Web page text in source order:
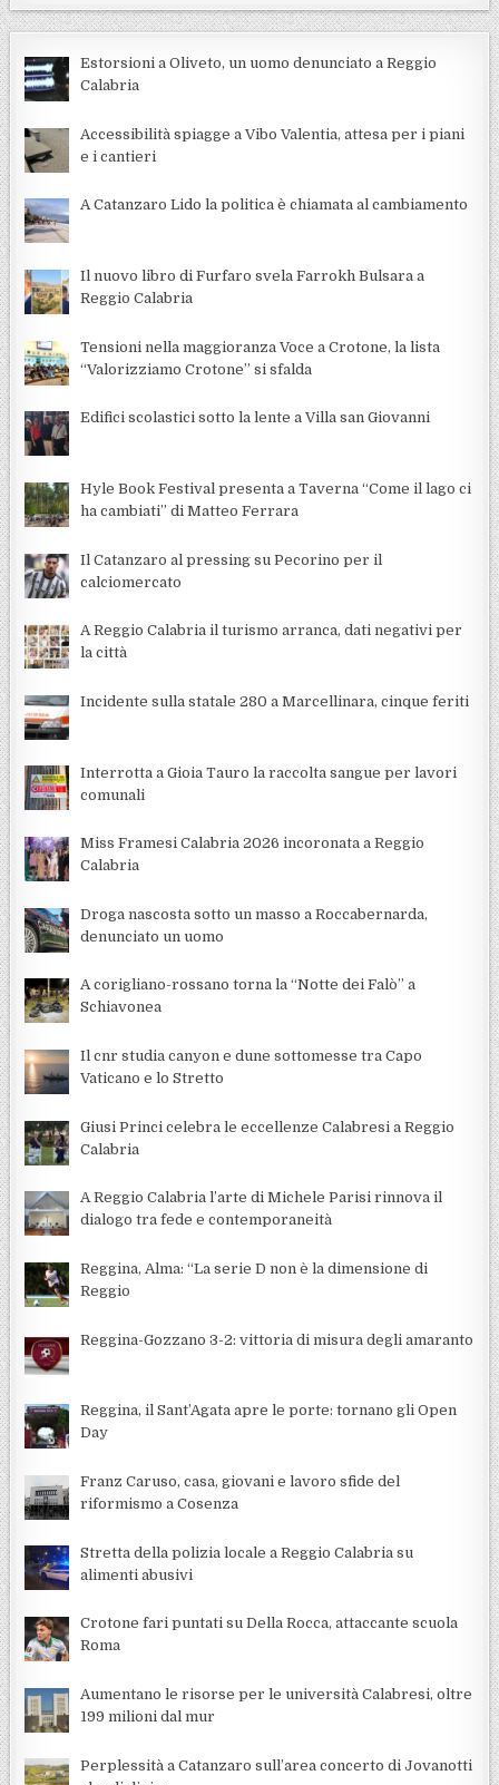
Estorsioni a Oliveto, un uomo denunciato a Reggio
Calabria
Accessibilità spiagge a Vibo Valentia, attesa per i piani
e i cantieri
A Catanzaro Lido la politica è chiamata al cambiamento
Il nuovo libro di Furfaro svela Farrokh Bulsara a
Reggio Calabria
Tensioni nella maggioranza Voce a Crotone, la lista
“Valorizziamo Crotone” si sfalda
Edifici scolastici sotto la lente a Villa san Giovanni
Hyle Book Festival presenta a Taverna “Come il lago ci
ha cambiati” di Matteo Ferrara
Il Catanzaro al pressing su Pecorino per il
calciomercato
A Reggio Calabria il turismo arranca, dati negativi per
la città
Incidente sulla statale 280 a Marcellinara, cinque feriti
Interrotta a Gioia Tauro la raccolta sangue per lavori
comunali
Miss Framesi Calabria 2026 incoronata a Reggio
Calabria
Droga nascosta sotto un masso a Roccabernarda,
denunciato un uomo
A corigliano-rossano torna la “Notte dei Falò” a
Schiavonea
Il cnr studia canyon e dune sottomesse tra Capo
Vaticano e lo Stretto
Giusi Princi celebra le eccellenze Calabresi a Reggio
Calabria
A Reggio Calabria l’arte di Michele Parisi rinnova il
dialogo tra fede e contemporaneità
Reggina, Alma: “La serie D non è la dimensione di
Reggio
Reggina-Gozzano 3-2: vittoria di misura degli amaranto
Reggina, il Sant’Agata apre le porte: tornano gli Open
Day
Franz Caruso, casa, giovani e lavoro sfide del
riformismo a Cosenza
Stretta della polizia locale a Reggio Calabria su
alimenti abusivi
Crotone fari puntati su Della Rocca, attaccante scuola
Roma
Aumentano le risorse per le università Calabresi, oltre
199 milioni dal mur
Perplessità a Catanzaro sull’area concerto di Jovanotti